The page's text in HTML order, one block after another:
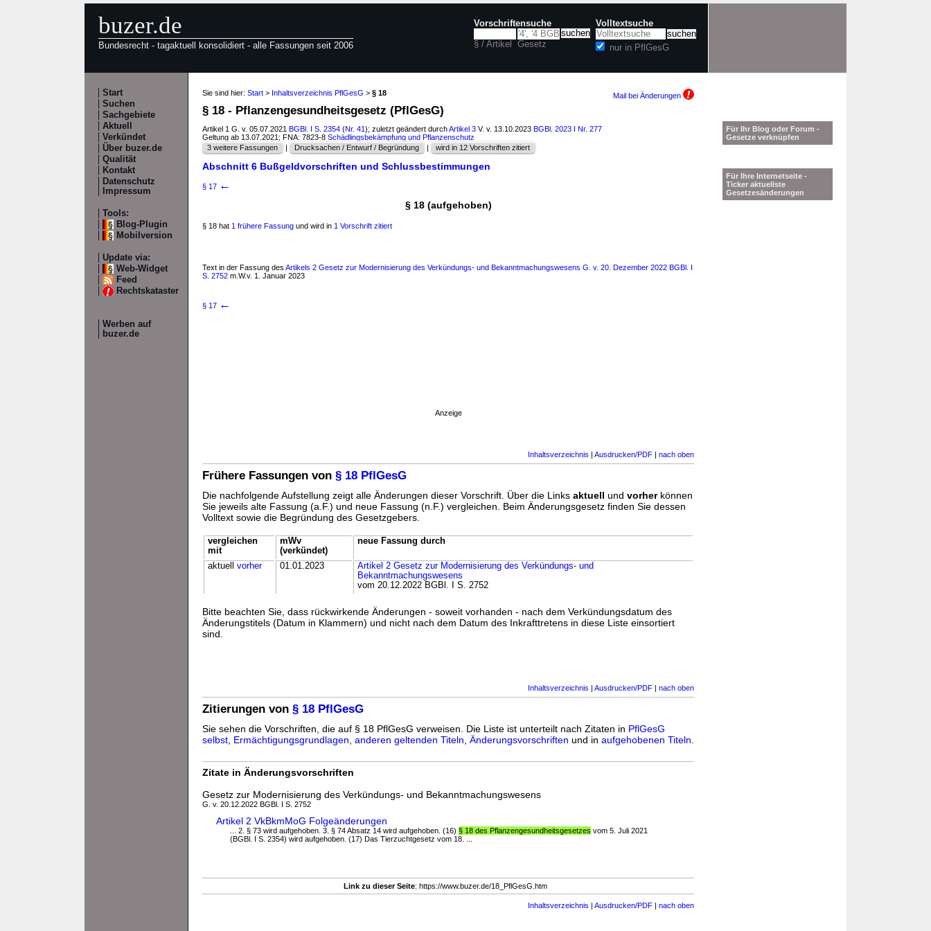
buzer.de
Bundesrecht - tagaktuell konsolidiert - alle Fassungen seit 2006
Vorschriftensuche
§ / Artikel Gesetz
Volltextsuche
nur in PflGesG
Start
Suchen
Sachgebiete
Aktuell
Verkündet
Über buzer.de
Qualität
Kontakt
Datenschutz
Impressum
Tools:
Blog-Plugin
Mobilversion
Update via:
Web-Widget
Feed
Rechtskataster
Werben auf
buzer.de
Sie sind hier: Start > Inhaltsverzeichnis PflGesG > § 18 Mail bei Änderungen
§ 18 - Pflanzengesundheitsgesetz (PflGesG)
Artikel 1 G. v. 05.07.2021 BGBl. I S. 2354 (Nr. 41); zuletzt geändert durchArtikel 3 V. v. 13.10.2023 BGBl. 2023 I Nr. 277
Geltung ab 13.07.2021; FNA: 7823-8 Schädlingsbekämpfung und Pflanzenschutz
3 weitere Fassungen
| Drucksachen / Entwurf / Begründung | wird in 12 Vorschriften zitiert
Abschnitt 6 Bußgeldvorschriften und Schlussbestimmungen
§ 17 ←
§ 18 (aufgehoben)
§ 18 hat 1 frühere Fassung und wird in 1 Vorschrift zitiert
Text in der Fassung des Artikels 2 Gesetz zur Modernisierung des Verkündungs- und Bekanntmachungswesens G. v. 20. Dezember 2022 BGBl. I
S. 2752 m.W.v. 1. Januar 2023
§ 17 ←
Anzeige
Inhaltsverzeichnis | Ausdrucken/PDF | nach oben
Frühere Fassungen von § 18 PflGesG
Die nachfolgende Aufstellung zeigt alle Änderungen dieser Vorschrift. Über die Links aktuell und vorherkönnen
Sie jeweils alte Fassung (a.F.) und neue Fassung (n.F.) vergleichen. Beim Änderungsgesetz finden Sie dessen
Volltext sowie die Begründung des Gesetzgebers.
vergleichen
mit
mWv
(verkündet)
neue Fassung durch
aktuell vorher 01.01.2023
Artikel 2 Gesetz zur Modernisierung des Verkündungs- und
Bekanntmachungswesens
vom 20.12.2022 BGBl. I S. 2752
Bitte beachten Sie, dass rückwirkende Änderungen - soweit vorhanden - nach dem Verkündungsdatum des
Änderungstitels (Datum in Klammern) und nicht nach dem Datum des Inkrafttretens in diese Liste einsortiert
sind.
Inhaltsverzeichnis | Ausdrucken/PDF | nach oben
Zitierungen von § 18 PflGesG
Sie sehen die Vorschriften, die auf § 18 PflGesG verweisen. Die Liste ist unterteilt nach Zitaten in PflGesG
selbst Ermächtigungsgrundlagen anderen geltenden Titeln Änderungsvorschriften und in aufgehobenen Titeln
Zitate in Änderungsvorschriften
Gesetz zur Modernisierung des Verkündungs- und Bekanntmachungswesens
G. v. 20.12.2022 BGBl. I S. 2752
Artikel 2 VkBkmMoG Folgeänderungen
... 2. § 73 wird aufgehoben. 3. § 74 Absatz 14 wird aufgehoben. (16) § 18 des Pflanzengesundheitsgesetzes vom 5. Juli 2021
(BGBl. I S. 2354) wird aufgehoben. (17) Das Tierzuchtgesetz vom 18. ...
Link zu dieser Seite: https://www.buzer.de/18_PflGesG.htm
Inhaltsverzeichnis | Ausdrucken/PDF | nach oben
Für Ihr Blog oder Forum -
Gesetze verknüpfen
Für Ihre Internetseite -
Ticker aktuellste
Gesetzesänderungen